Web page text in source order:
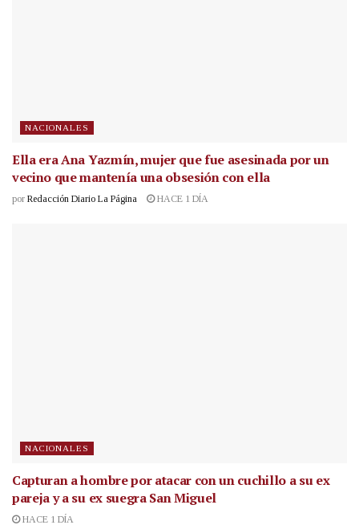
NACIONALES
Ella era Ana Yazmín, mujer que fue asesinada por un
vecino que mantenía una obsesión con ella
por Redacción Diario La Página HACE 1 DÍA
NACIONALES
Capturan a hombre por atacar con un cuchillo a su ex
pareja y a su ex suegra San Miguel
HACE 1 DÍA